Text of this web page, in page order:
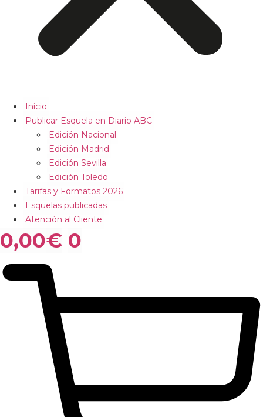
Inicio
Publicar Esquela en Diario ABC
Edición Nacional
Edición Madrid
Edición Sevilla
Edición Toledo
Tarifas y Formatos 2026
Esquelas publicadas
Atención al Cliente
0,00€ 0